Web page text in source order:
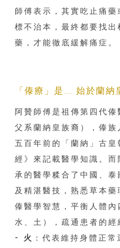
師傅表示，其實吃止痛
標不治本，最終都要找出
藥，才能徹底緩解痛症。
「傣療」是... 始於蘭納
阿贊師傅是祖傳第四代傣
父系蘭納皇族裔），傣
五百年前的「蘭納」古
經》來記載醫學知識。
承的醫學糅合了中國、
及精湛醫技，熟悉草本
傣醫學智慧，平衡人體內
水、土），疏通患者的經
- 火
：代表維持身體正常